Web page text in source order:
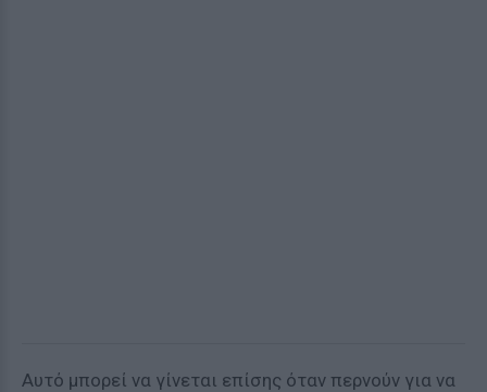
Αυτό μπορεί να γίνεται επίσης όταν περνούν για να